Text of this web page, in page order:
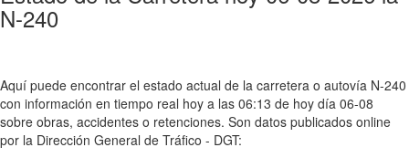
N-240
Aquí puede encontrar el estado actual de la carretera o autovía N-240
con información en tiempo real hoy a las 06:13 de hoy día 06-08
sobre obras, accidentes o retenciones. Son datos publicados online
por la Dirección General de Tráfico - DGT: